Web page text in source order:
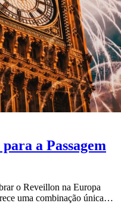
a Passagem
o Reveillon na Europa
uma combinação única…